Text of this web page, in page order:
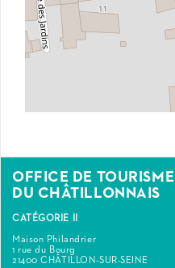
OFFICE DE TOURISME
DU CHÂTILLONNAIS
CATÉGORIE II
Maison Philandrier
1 rue du Bourg
21400 CHÂTILLON-SUR-SEINE